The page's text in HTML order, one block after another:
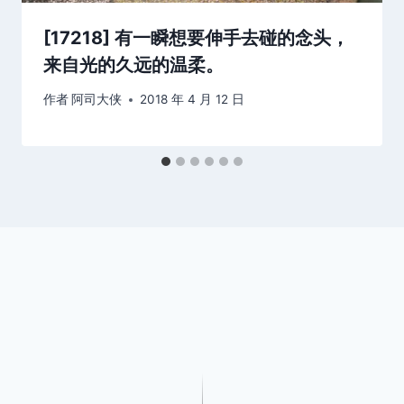
[17218] 有一瞬想要伸手去碰的念头，
来自光的久远的温柔。
作者 阿司大侠 2018 年 4 月 12 日